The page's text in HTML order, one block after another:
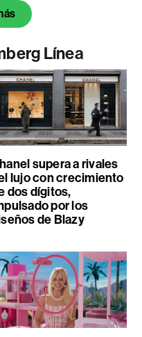
Línea
supera a rivales
lujo con crecimiento
dos dígitos,
por los
de Blazy